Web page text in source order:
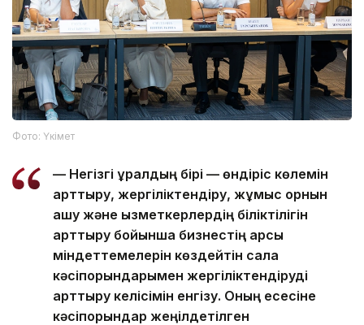
Фото: Үкімет
— Негізгі құралдың бірі — өндіріс көлемін
арттыру, жергіліктендіру, жұмыс орнын
ашу және қызметкерлердің біліктілігін
арттыру бойынша бизнестің қарсы
міндеттемелерін көздейтін сала
кәсіпорындарымен жергіліктендіруді
арттыру келісімін енгізу. Оның есесіне
кәсіпорындар жеңілдетілген